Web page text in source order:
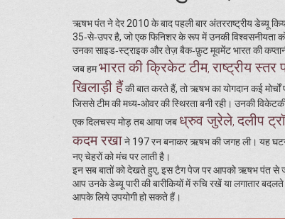
ऋषभ पंत ने देर 2010 के बाद पहली बार अंतरराष्ट्रीय डेब्यू
35‑से‑उपर है, जो एक फिनिशर के रूप में उनकी विश्वसनीयता
उनका साइड‑स्ट्राइक और तेज़ बैक‑फ़ुट मूवमेंट भारत की
जब हमभारत की क्रिकेट टीम,राष्ट्रीय
खिलाड़ी हैंकी बात करते हैं, तो ऋषभ का योगदान कई
जिससे टीम की मध्य‑ओवर की स्थिरता बनी रही। उनकी
एक दिलचस्प मोड़ तब आया जबध्रुव जुरेले,दलीप
कदम रखाने 197 रन बनाकर ऋषभ की जगह ली। यह
नए चेहरों को मंच पर लाती है।
इन सब बातों को देखते हुए, इस टैग पेज पर आपको ऋषभ पंत से
आप उनके डेब्यू पारी की बारीकियों में रुचि रखें या लगातार
आपके लिये उपयोगी हो सकते हैं।